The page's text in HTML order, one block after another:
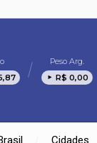
Peso Arg.
R$ 0,00
Cidades